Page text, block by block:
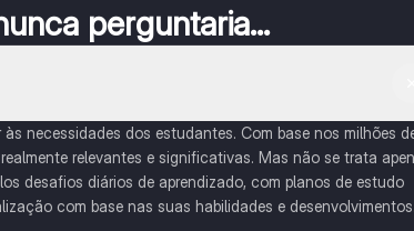
perguntaria...
necessidades dos estudantes. Com base nos milhões
relevantes e significativas. Mas não se trata
desafios diários de aprendizado, com planos de estudo
com base nas suas habilidades e